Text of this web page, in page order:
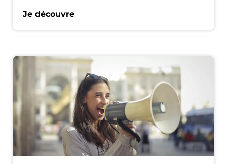
Je découvre